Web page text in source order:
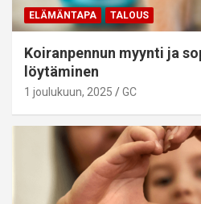
ELÄMÄNTAPA TALOUS
Koiranpennun myynti ja
löytäminen
1 joulukuun, 2025 GC